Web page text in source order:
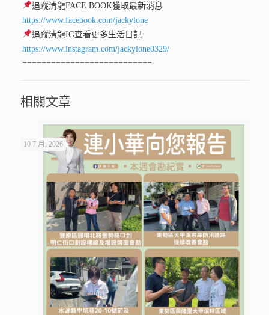
追蹤清龍FACE BOOK獲取最新消息
https://www.facebook.com/jackylone
追蹤清龍IG查看更多生活日記
https://www.instagram.com/jackylone0329/
===========================
相關文章
10 7 月, 2026